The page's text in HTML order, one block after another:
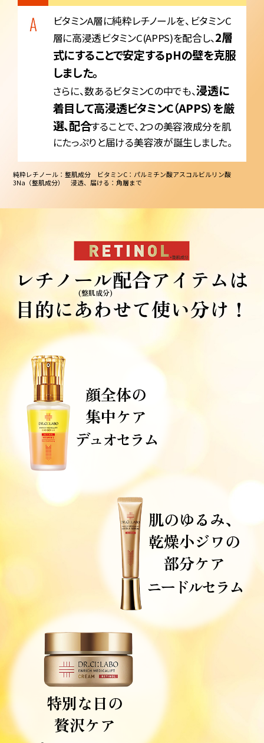
ビタミンA層に純粋レチノールを、ビタミンC
層に高浸透ビタミンC(APPS)を配合し、2層
式にすることで安定するpHの壁を克服
しました。
さらに、数あるビタミンCの中でも、浸透に
着目して高浸透ビタミンC（APPS）を厳
選、配合することで、2つの美容液成分を肌
にたっぷりと届ける美容液が誕生しました。
純粋レチノール：整肌成分 ビタミンC：パルミチン酸アスコルビルリン酸
3Na（整肌成分） 浸透、届ける：角層まで
レチノール
(整肌成分)配合アイテムは
目的にあわせて使い分け！
顔全体の
集中ケア
デュオセラム
肌のゆるみ、
乾燥小ジワの
部分ケア
ニードルセラム
特別な日の
贅沢ケア